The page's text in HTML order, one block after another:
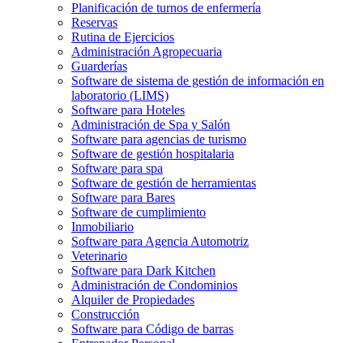
Planificación de turnos de enfermería
Reservas
Rutina de Ejercicios
Administración Agropecuaria
Guarderías
Software de sistema de gestión de información en
laboratorio (LIMS)
Software para Hoteles
Administración de Spa y Salón
Software para agencias de turismo
Software de gestión hospitalaria
Software para spa
Software de gestión de herramientas
Software para Bares
Software de cumplimiento
Inmobiliario
Software para Agencia Automotriz
Veterinario
Software para Dark Kitchen
Administración de Condominios
Alquiler de Propiedades
Construcción
Software para Código de barras